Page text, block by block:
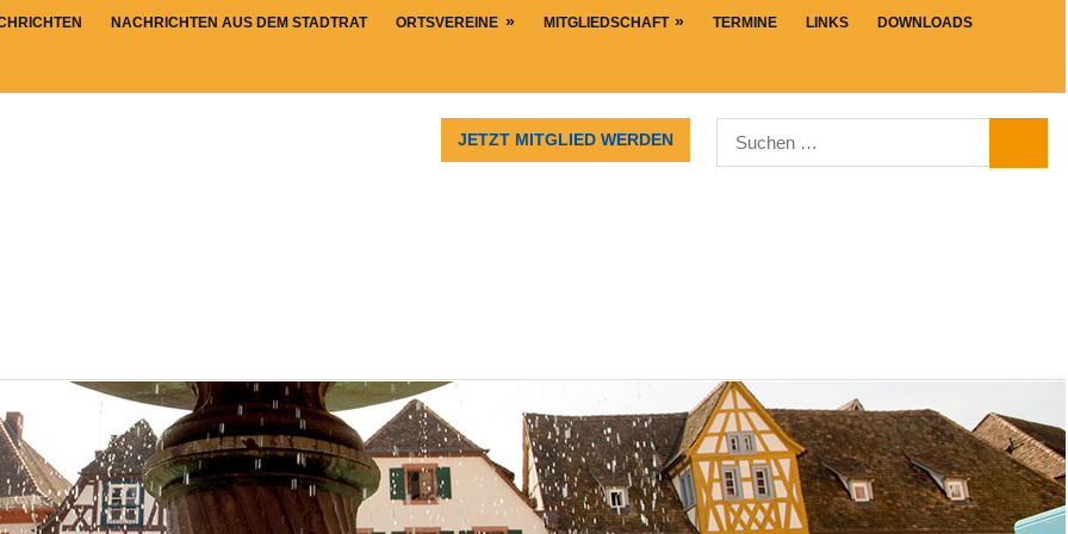
NACHRICHTEN AUS DEM STADTRAT ORTSVEREINE MITGLIEDSCHAFT TERMINE LINKS DOWNLOADS
Suchen
nach:
JETZT MITGLIED WERDEN